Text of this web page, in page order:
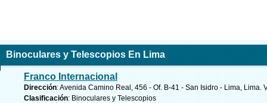
Binoculares y Telescopios En Lima
Franco Internacional
Dirección: Avenida Camino Real, 456 - Of. B-41 - San Isidro - Lima, Lima.
Clasificación: Binoculares y Telescopios